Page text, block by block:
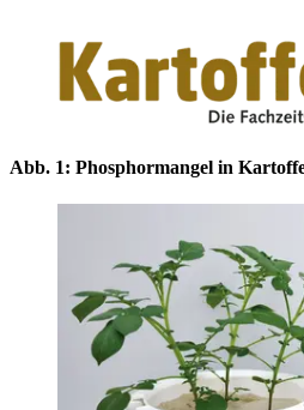
Abb. 1: Phosphormangel in